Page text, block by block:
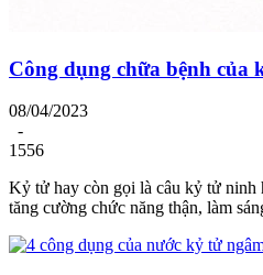
Công dụng chữa bệnh của
08/04/2023
-
1556
Kỷ tử hay còn gọi là câu kỷ tử ninh
tăng cường chức năng thận, làm